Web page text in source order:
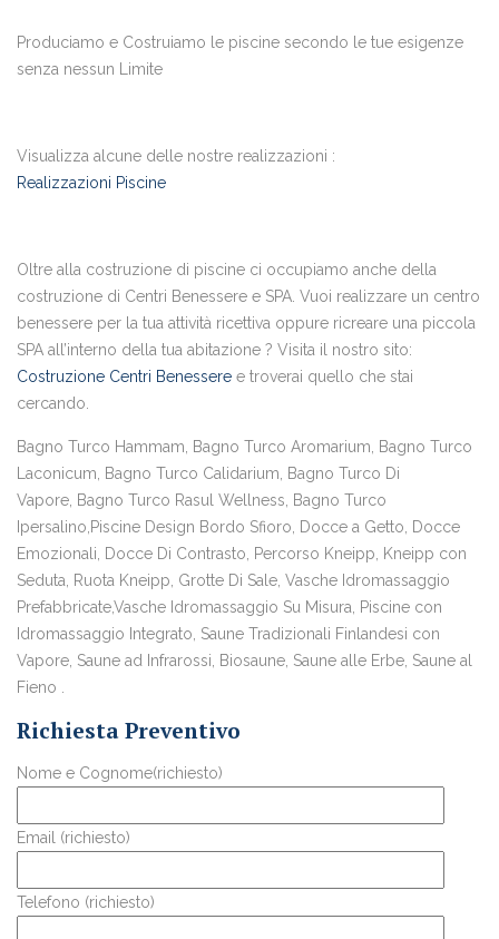
Produciamo e Costruiamo le piscine secondo le tue esigenze
senza nessun Limite
Visualizza alcune delle nostre realizzazioni :
Realizzazioni Piscine
Oltre alla costruzione di piscine ci occupiamo anche della
costruzione di Centri Benessere e SPA. Vuoi realizzare un centro
benessere per la tua attività ricettiva oppure ricreare una piccola
SPA all’interno della tua abitazione ? Visita il nostro sito:
Costruzione Centri Benessere e troverai quello che stai
cercando.
Bagno Turco Hammam, Bagno Turco Aromarium, Bagno Turco
Laconicum, Bagno Turco Calidarium, Bagno Turco Di
Vapore, Bagno Turco Rasul Wellness, Bagno Turco
Ipersalino,Piscine Design Bordo Sfioro, Docce a Getto, Docce
Emozionali, Docce Di Contrasto, Percorso Kneipp, Kneipp con
Seduta, Ruota Kneipp, Grotte Di Sale, Vasche Idromassaggio
Prefabbricate,Vasche Idromassaggio Su Misura, Piscine con
Idromassaggio Integrato, Saune Tradizionali Finlandesi con
Vapore, Saune ad Infrarossi, Biosaune, Saune alle Erbe, Saune al
Fieno .
Richiesta Preventivo
Nome e Cognome(richiesto)
Email (richiesto)
Telefono (richiesto)